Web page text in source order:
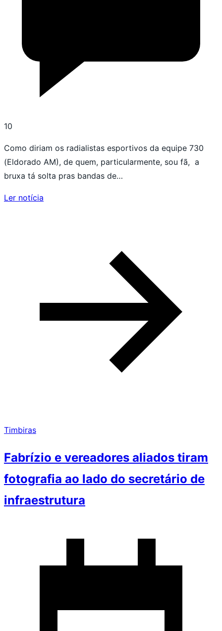
10
Como diriam os radialistas esportivos da equipe 730
(Eldorado AM), de quem, particularmente, sou fã, a
bruxa tá solta pras bandas de…
Ler notícia
Timbiras
Fabrízio e vereadores aliados tiram
fotografia ao lado do secretário de
infraestrutura